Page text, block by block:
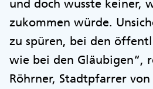
und doch wusste keiner,
zukommen würde.
zu spüren, bei den
wie bei den Gläubigen“,
Röhrner, Stadtpfarrer